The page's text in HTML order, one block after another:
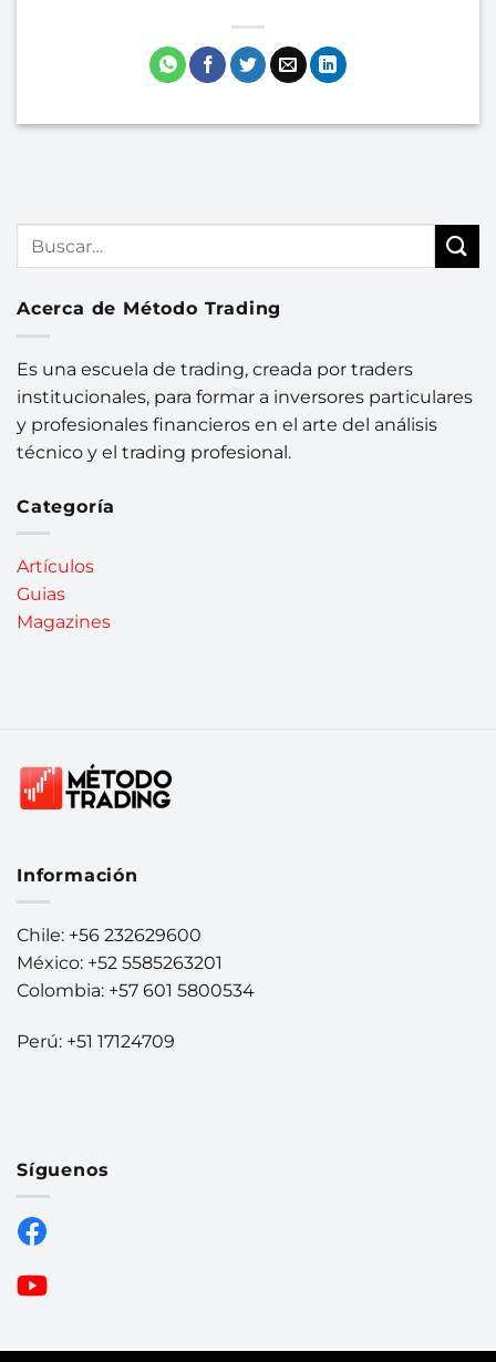
Acerca de Método Trading
Es una escuela de trading, creada por traders
institucionales, para formar a inversores particulares
y profesionales financieros en el arte del análisis
técnico y el trading profesional.
Categoría
Artículos
Guias
Magazines
Información
Chile: +56 232629600
México: +52 5585263201
Colombia: +57 601 5800534
Perú: +51 17124709
Síguenos